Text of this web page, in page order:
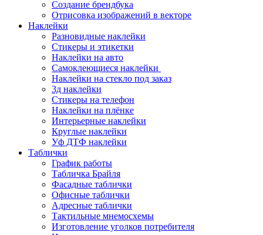
Создание брендбука
Отрисовка изображений в векторе
Наклейки
Разновидные наклейки
Стикеры и этикетки
Наклейки на авто
Самоклеющиеся наклейки
Наклейки на стекло под заказ
3д наклейки
Cтикеры на телефон
Наклейки на плёнке
Интерьерные наклейки
Круглые наклейки
Уф ДТФ наклейки
Таблички
График работы
Табличка Брайля
Фасадные таблички
Офисные таблички
Адресные таблички
Тактильные мнемосхемы
Изготовление уголков потребителя